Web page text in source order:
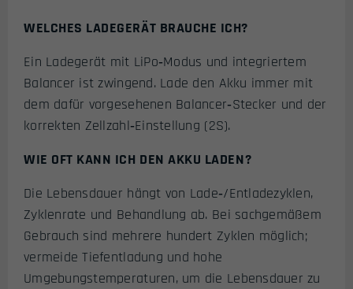
WELCHES LADEGERÄT BRAUCHE ICH?
Ein Ladegerät mit LiPo‑Modus und integriertem
Balancer ist zwingend. Lade den Akku immer mit
dem dafür vorgesehenen Balancer‑Stecker und der
korrekten Zellzahl‑Einstellung (2S).
WIE OFT KANN ICH DEN AKKU LADEN?
Die Lebensdauer hängt von Lade‑/Entladezyklen,
Zyklenrate und Behandlung ab. Bei sachgemäßem
Gebrauch sind mehrere hundert Zyklen möglich;
vermeide Tiefentladung und hohe
Umgebungstemperaturen, um die Lebensdauer zu